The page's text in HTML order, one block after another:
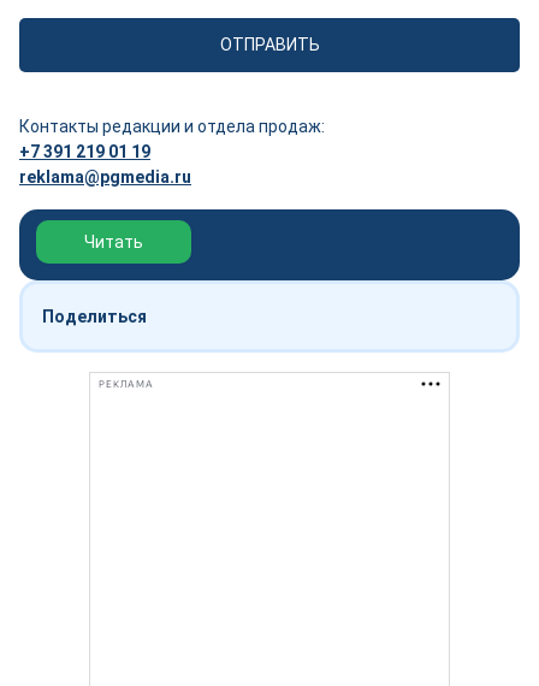
Контакты редакции и отдела продаж:
+7 391 219 01 19
reklama@pgmedia.ru
Обзор выставки Нефтегаз-2026
Читать
Поделиться
РЕКЛАМА